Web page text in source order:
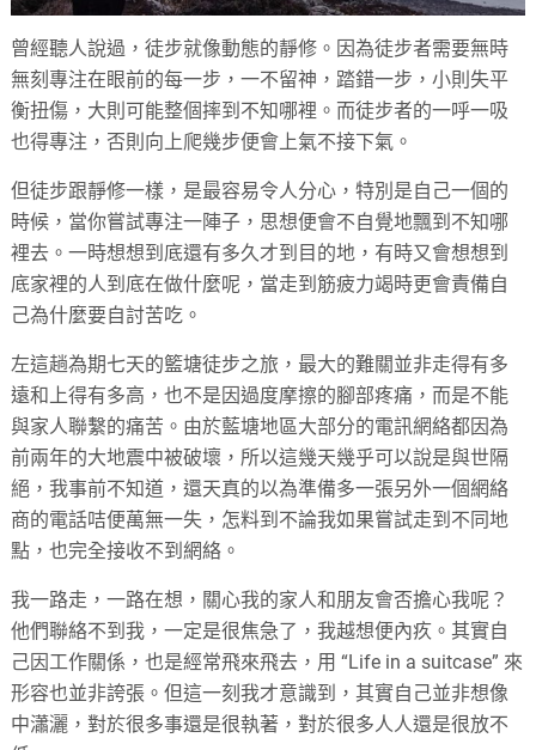
曾經聽人說過，徒步就像動態的靜修。因為徒步者需要無時
無刻專注在眼前的每一步，一不留神，踏錯一步，小則失平
衡扭傷，大則可能整個摔到不知哪裡。而徒步者的一呼一吸
也得專注，否則向上爬幾步便會上氣不接下氣。
但徒步跟靜修一樣，是最容易令人分心，特別是自己一個的
時候，當你嘗試專注一陣子，思想便會不自覺地飄到不知哪
裡去。一時想想到底還有多久才到目的地，有時又會想想到
底家裡的人到底在做什麼呢，當走到筋疲力竭時更會責備自
己為什麼要自討苦吃。
左這趟為期七天的籃塘徒步之旅，最大的難關並非走得有多
遠和上得有多高，也不是因過度摩擦的腳部疼痛，而是不能
與家人聯繫的痛苦。由於藍塘地區大部分的電訊網絡都因為
前兩年的大地震中被破壞，所以這幾天幾乎可以說是與世隔
絕，我事前不知道，還天真的以為準備多一張另外一個網絡
商的電話咭便萬無一失，怎料到不論我如果嘗試走到不同地
點，也完全接收不到網絡。
我一路走，一路在想，關心我的家人和朋友會否擔心我呢？
他們聯絡不到我，一定是很焦急了，我越想便內疚。其實自
己因工作關係，也是經常飛來飛去，用 “Life in a suitcase” 來
形容也並非誇張。但這一刻我才意識到，其實自己並非想像
中瀟灑，對於很多事還是很執著，對於很多人人還是很放不